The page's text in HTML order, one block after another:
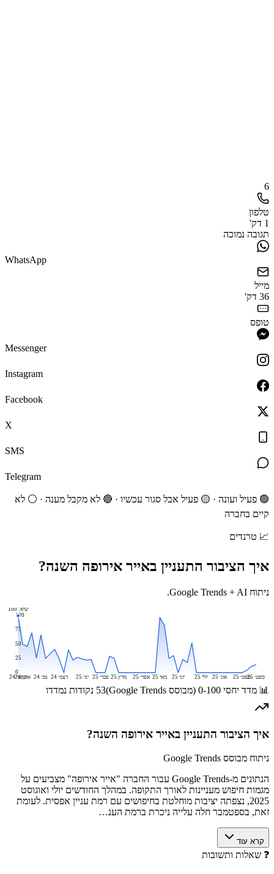
6
טלפון
1 דק'
תגובה נמוכה
WhatsApp
מייל
36 דק'
טופס
Messenger
Instagram
Facebook
X
SMS
Telegram
🟢 פעיל ועונה · 🟡 פעיל אבל סגור עכשיו · 🔴 לא מקבל מענה · ⚪ לא
קיים בחברה
📈 טרנדים
איך הציבור התעניין באייר אירופה השנה?
ניתוח Google Trends + AI.
0
25
50
75
100
שיא:100
ספט׳ 24
אוק׳ 24 נוב׳ 24 דצמ׳ 24 ינו׳ 25 פבר׳ 25 מרץ 25 אפר׳ 25 מאי 25 יוני 25 יולי 25 אוג׳ 25 ספט׳ 25 ספט׳ 25
📊 מדד יחסי 0-100 (מבוסס Google Trends) 53 נקודות נמדדו
איך הציבור התעניין באייר אירופה השנה?
ניתוח מבוסס Google Trends
הנתונים מ-Google Trends עבור החברה "אייר אירופה" מצביעים על
מגמות חיפוש מעניינות לאורך התקופה. במהלך החודשים יולי ואוגוסט
2025, נצפתה יציבות מוחלטת בחיפושים עם רמת עניין אפסית. לעומת
זאת, בספטמבר חלה עלייה ניכרת ברמת הענ…
קרא עוד
❓ שאלות ותשובות